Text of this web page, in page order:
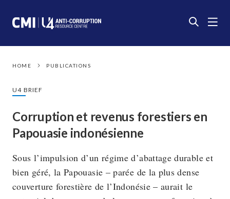
HOME PUBLICATIONS
U4 BRIEF
Corruption et revenus forestiers en
Papouasie indonésienne
Sous l’impulsion d’un régime d’abattage durable et
bien géré, la Papouasie – parée de la plus dense
couverture forestière de l’Indonésie – aurait le